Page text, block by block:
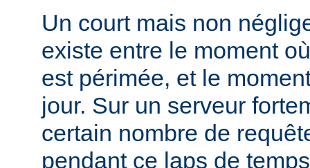
Un court mais non
existe entre le moment
est périmée, et le
jour. Sur un serveur
certain nombre de
pendant ce laps de